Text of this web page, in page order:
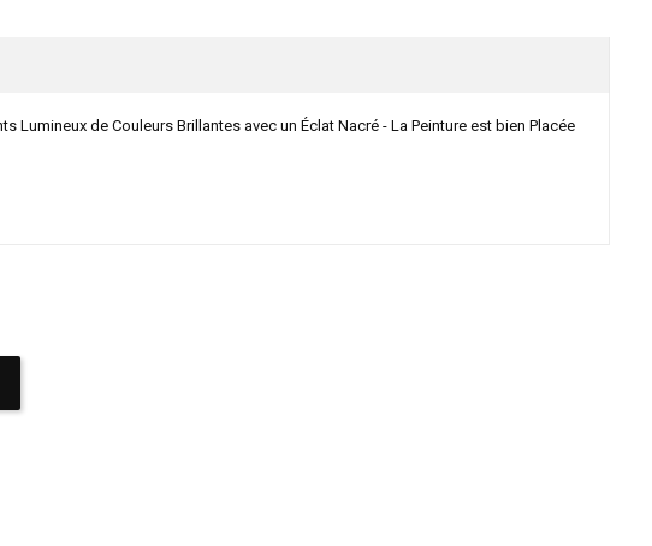
Lumineux de Couleurs Brillantes avec un Éclat Nacré - La Peinture est bien Placée